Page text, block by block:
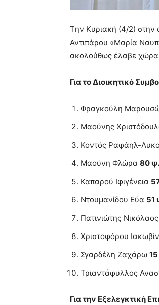
Tην Κυριακή (4/2)
Αντιπάρου «Μαρία
ακολούθως έλαβε χώρα
Για το Διοικητικό
Φραγκούλη
Μαούνης
Κοντός Ραφάηλ-
Μαούνη Φλώρα 80 ψ.
Καπαρού Ιφιγένεια
Ντουμανίδου Εύα 51
Πατινιώτης Νικόλαος
Χριστοφόρου
Σγαρδέλη Ζαχάρω
Τριαντάφυλλος
Για την Εξελεγκτική